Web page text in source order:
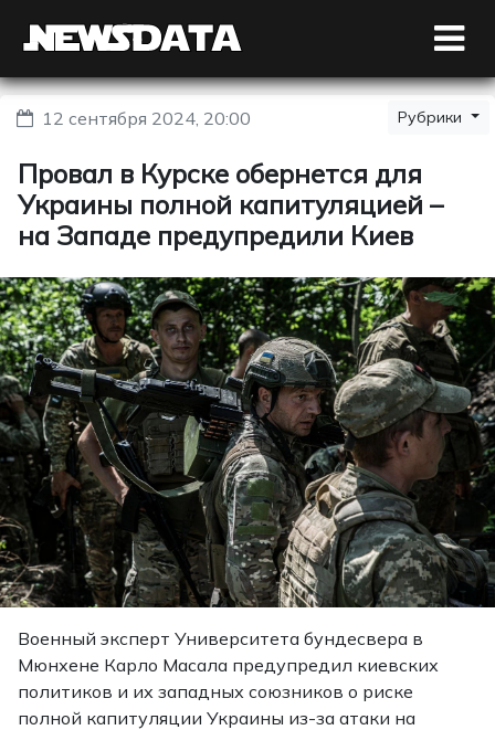
12 сентября 2024, 20:00 Рубрики
Провал в Курске обернется для
Украины полной капитуляцией –
на Западе предупредили Киев
Военный эксперт Университета бундесвера в
Мюнхене Карло Масала предупредил киевских
политиков и их западных союзников о риске
полной капитуляции Украины из-за атаки на